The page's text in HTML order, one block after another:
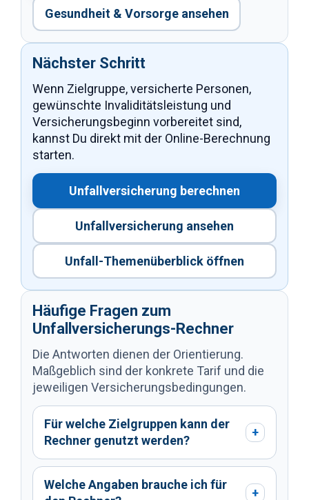
Gesundheit & Vorsorge ansehen
Nächster Schritt
Wenn Zielgruppe, versicherte Personen,
gewünschte Invaliditätsleistung und
Versicherungsbeginn vorbereitet sind,
kannst Du direkt mit der Online-Berechnung
starten.
Unfallversicherung berechnen
Unfallversicherung ansehen
Unfall-Themenüberblick öffnen
Häufige Fragen zum
Unfallversicherungs-Rechner
Die Antworten dienen der Orientierung.
Maßgeblich sind der konkrete Tarif und die
jeweiligen Versicherungsbedingungen.
Für welche Zielgruppen kann der
Rechner genutzt werden?
+
Welche Angaben brauche ich für
+